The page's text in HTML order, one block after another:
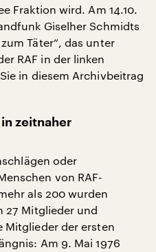
Fraktion wird. Am 14.10.
Giselher Schmidts
Täter“, das unter
RAF in der linken
in diesem Archivbeitrag
zeitnaher
oder
von RAF-
als 200 wurden
27 Mitglieder und
Mitglieder der ersten
Am 9. Mai 1976